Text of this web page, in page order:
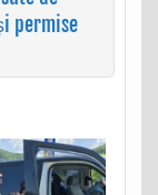
permise